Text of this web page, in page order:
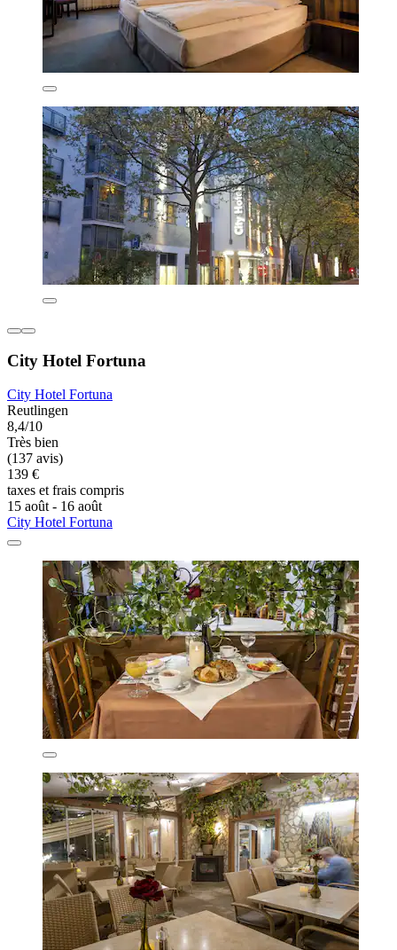
City Hotel Fortuna
City Hotel Fortuna
Reutlingen
8,4/10
Très bien
(137 avis)
139 €
taxes et frais compris
15 août - 16 août
City Hotel Fortuna